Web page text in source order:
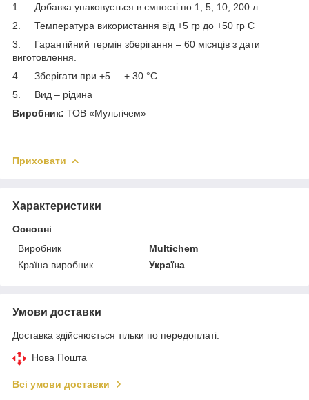
1. Добавка упаковується в ємності по 1, 5, 10, 200 л.
2. Температура використання від +5 гр до +50 гр С
3. Гарантійний термін зберігання – 60 місяців з дати
виготовлення.
4. Зберігати при +5 ... + 30 °С.
5. Вид – рідина
Виробник: ТОВ «Мультічем»
Приховати
Характеристики
Основні
Виробник
Multichem
Країна виробник
Україна
Умови доставки
Доставка здійснюється тільки по передоплаті.
Нова Пошта
Всі умови доставки